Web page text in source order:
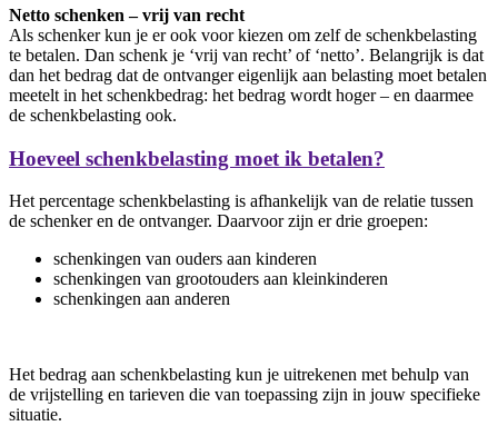
Netto schenken – vrij van recht
Als schenker kun je er ook voor kiezen om zelf de schenkbelasting
te betalen. Dan schenk je ‘vrij van recht’ of ‘netto’. Belangrijk is dat
dan het bedrag dat de ontvanger eigenlijk aan belasting moet betalen
meetelt in het schenkbedrag: het bedrag wordt hoger – en daarmee
de schenkbelasting ook.
Hoeveel schenkbelasting moet ik betalen?
Het percentage schenkbelasting is afhankelijk van de relatie tussen
de schenker en de ontvanger. Daarvoor zijn er drie groepen:
schenkingen van ouders aan kinderen
schenkingen van grootouders aan kleinkinderen
schenkingen aan anderen
Het bedrag aan schenkbelasting kun je uitrekenen met behulp van
de vrijstelling en tarieven die van toepassing zijn in jouw specifieke
situatie.